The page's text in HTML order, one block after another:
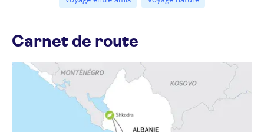
Carnet de route